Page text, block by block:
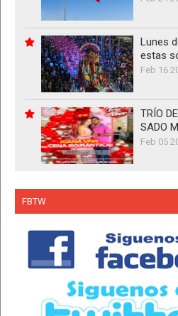
Lunes
estas
Feb 16
TRÍO
SADO
Feb 05
FBTW